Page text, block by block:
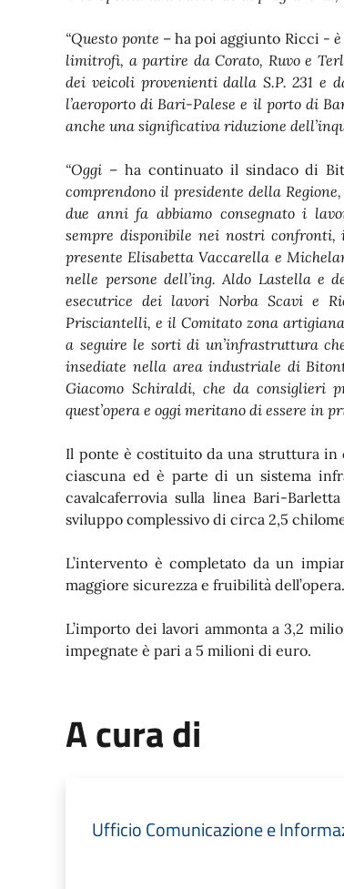
“Questo ponte – ha poi aggiunto Ricci -
limitrofi, a partire da Corato, Ruvo e
dei veicoli provenienti dalla S.P. 231 e
l’aeroporto di Bari-Palese e il porto di
anche una significativa riduzione
“Oggi – ha continuato il sindaco di
comprendono il presidente della
due anni fa abbiamo consegnato i
sempre disponibile nei nostri
presente Elisabetta Vaccarella e
nelle persone dell’ing. Aldo Lastella e
esecutrice dei lavori Norba Scavi e
Prisciantelli, e il Comitato zona
a seguire le sorti di un’infrastruttura
insediate nella area industriale di
Giacomo Schiraldi, che da consiglieri
quest’opera e oggi meritano di essere in
Il ponte è costituito da una struttura in
ciascuna ed è parte di un sistema
cavalcaferrovia sulla linea Bari-
sviluppo complessivo di circa 2,5
L’intervento è completato da un
maggiore sicurezza e fruibilità dell’opera.
L’importo dei lavori ammonta a 3,2
impegnate è pari a 5 milioni di euro.
A cura di
Ufficio Comunicazione e